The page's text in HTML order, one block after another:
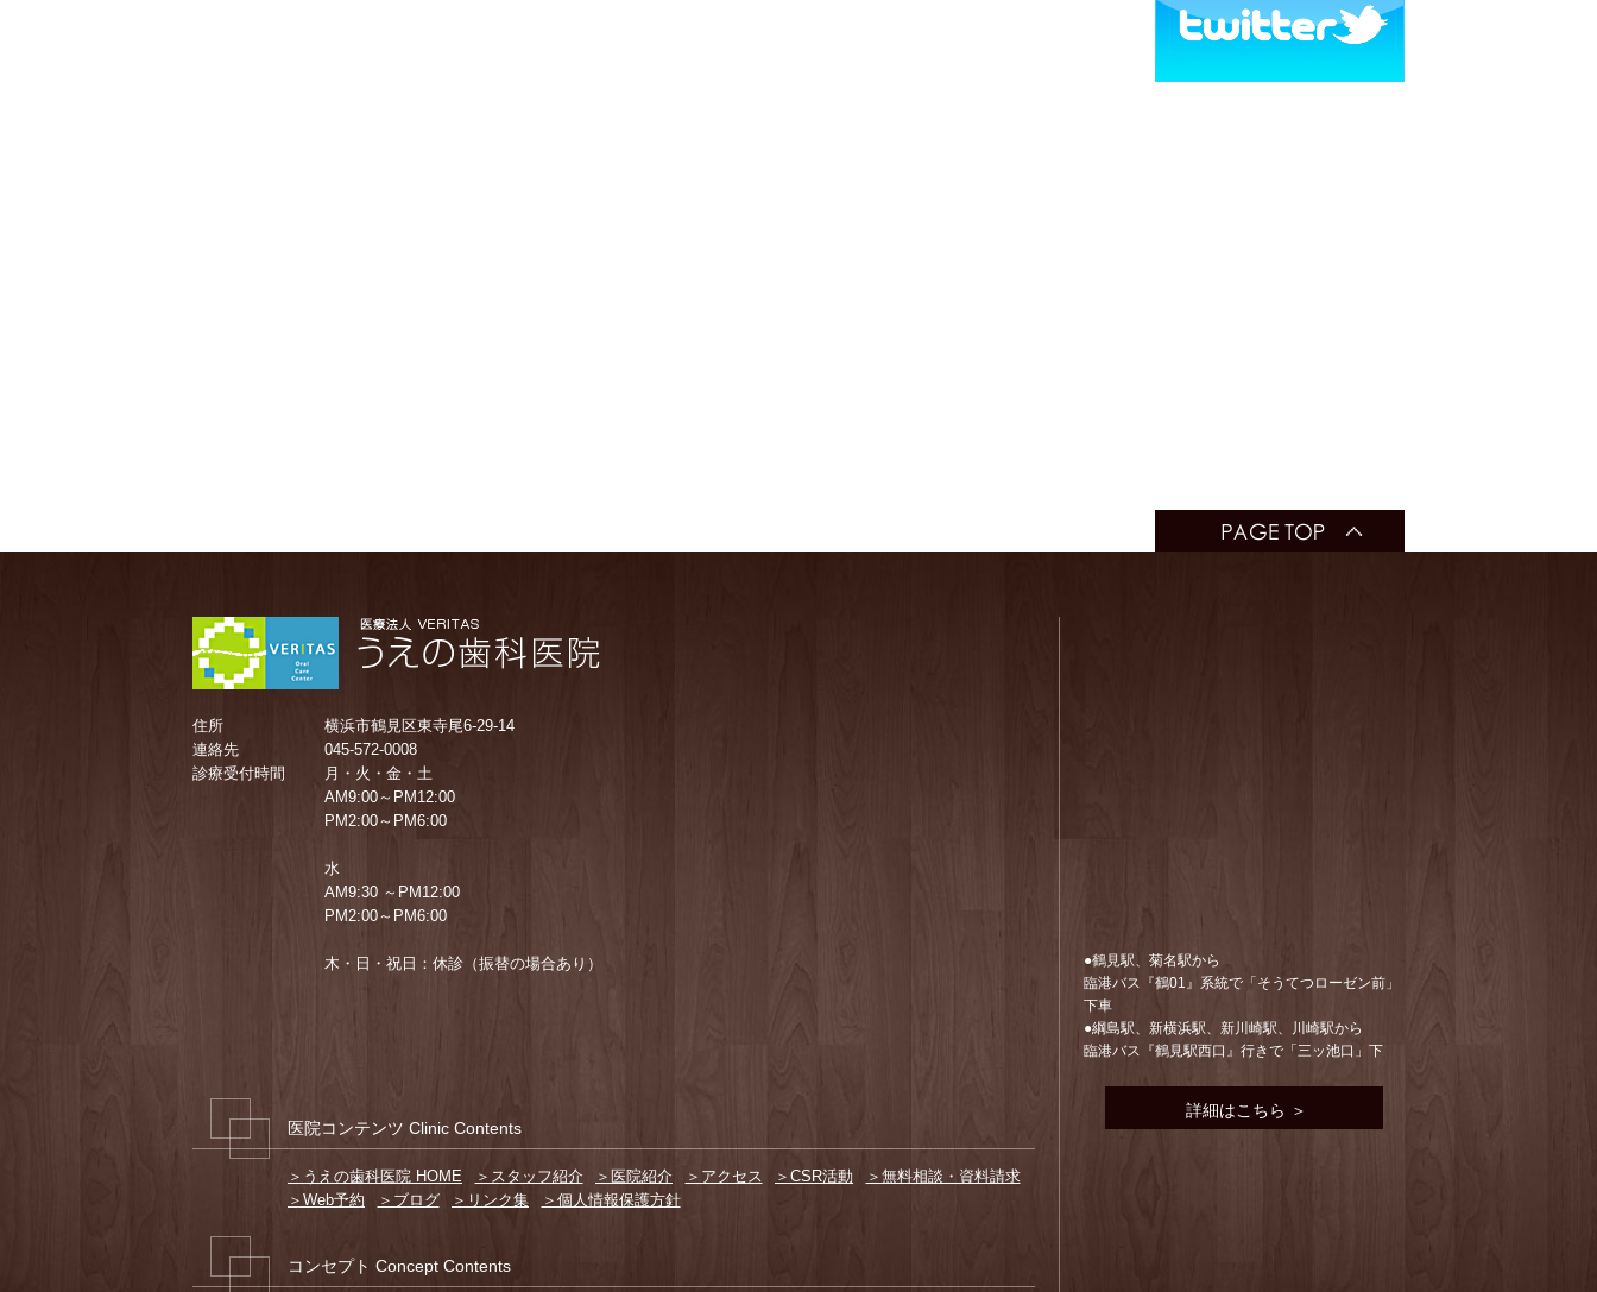
住所
横浜市鶴見区東寺尾6-29-14
連絡先
045-572-0008
診療受付時間
月・火・金・土
AM9:00～PM12:00
PM2:00～PM6:00
水
AM9:30 ～PM12:00
PM2:00～PM6:00
木・日・祝日：休診（振替の場合あり）
医院コンテンツ Clinic Contents
＞うえの歯科医院 HOME ＞スタッフ紹介 ＞医院紹介 ＞アクセス ＞CSR活動
＞無料相談・資料請求
＞Web予約
＞ブログ ＞リンク集 ＞個人情報保護方針
コンセプト Concept Contents
●鶴見駅、菊名駅から
臨港バス『鶴01』系統で「そうてつローゼン前」
下車
●綱島駅、新横浜駅、新川崎駅、川崎駅から
臨港バス『鶴見駅西口』行きで「三ッ池口」下
詳細はこちら ＞